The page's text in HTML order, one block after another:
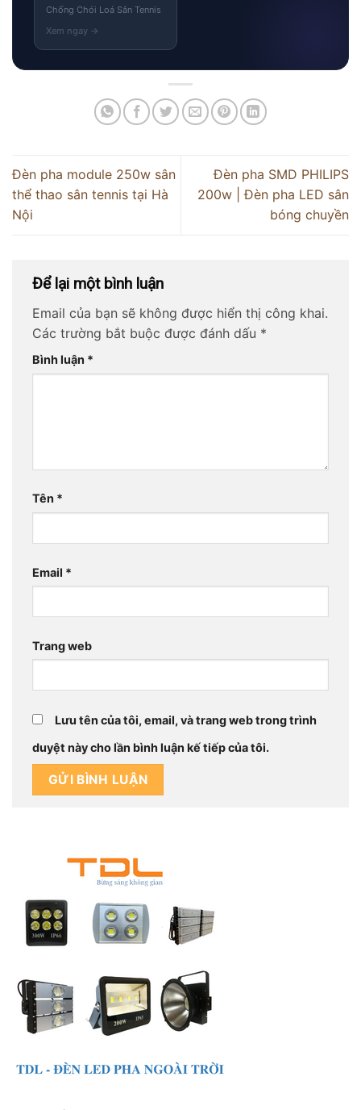
Chống Chói Loá Sân Tennis
Đèn pha module 250w sân
thể thao sân tennis tại Hà
Nội
Đèn pha SMD PHILIPS
200w | Đèn pha LED sân
bóng chuyền
Để lại một bình luận
Email của bạn sẽ không được hiển thị công khai.
Các trường bắt buộc được đánh dấu *
Bình luận *
Tên *
Email *
Trang web
Lưu tên của tôi, email, và trang web trong trình
duyệt này cho lần bình luận kế tiếp của tôi.